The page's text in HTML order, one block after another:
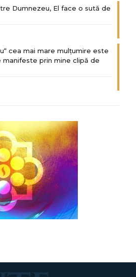
Dumnezeu, El face o sută de
cea mai mare mulțumire este
manifeste prin mine clipă de